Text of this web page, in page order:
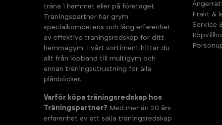
träna i hemmet eller på företaget.
Träningspartner har grym
specialkompetens och lång erfarenhet
av effektiva träningsredskap för ditt
hemmagym. I vårt sortiment hittar du
allt från löpband till multigym och
annan träningsutrustning för alla
plånböcker.
Varför köpa träningsredskap hos
Träningspartner? Med mer än 20 års
erfarenhet av att sälja träningsredskap
Frakt &
Service